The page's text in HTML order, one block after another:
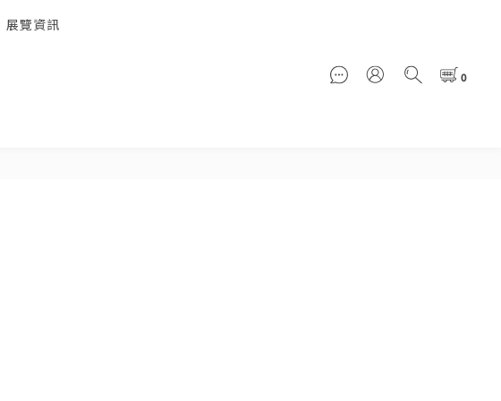
展覽資訊